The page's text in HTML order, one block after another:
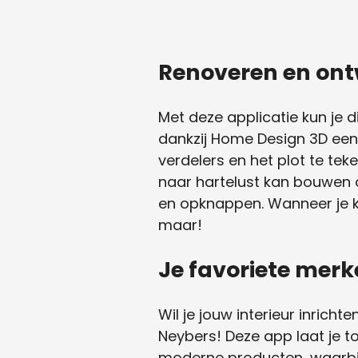
Renoveren en
Met deze applicatie kun je
dankzij Home Design 3D
verdelers en het plot te
naar hartelust kan bouwen
en opknappen. Wanneer je
maar!
Je favoriete
Wil je jouw interieur
Neybers! Deze app laat je